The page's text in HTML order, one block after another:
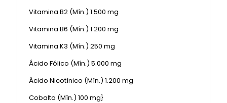
Vitamina B2 (Mín.) 1.500 mg
Vitamina B6 (Mín.) 1.200 mg
Vitamina K3 (Mín.) 250 mg
Ácido Fólico (Mín.) 5.000 mg
Ácido Nicotínico (Mín.) 1.200 mg
Cobalto (Mín.) 100 mg}